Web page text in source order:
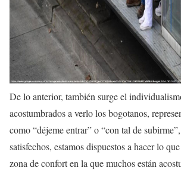
De lo anterior, también surge el
acostumbrados a verlo los bogotanos,
como “déjeme entrar” o “con tal de
satisfechos, estamos dispuestos a hacer lo
zona de confort en la que muchos están